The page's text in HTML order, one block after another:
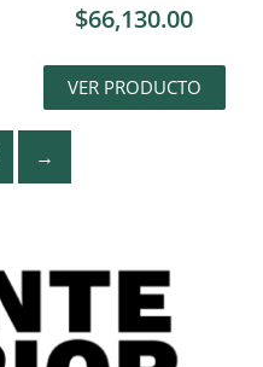
$66,130.00
VER PRODUCTO
→